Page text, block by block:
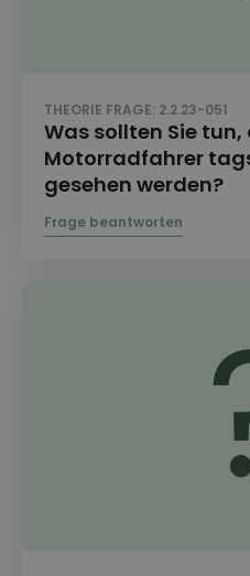
THEORIE FRAGE: 2.2.23-051
Was sollten Sie
Motorradfahrer
gesehen werden?